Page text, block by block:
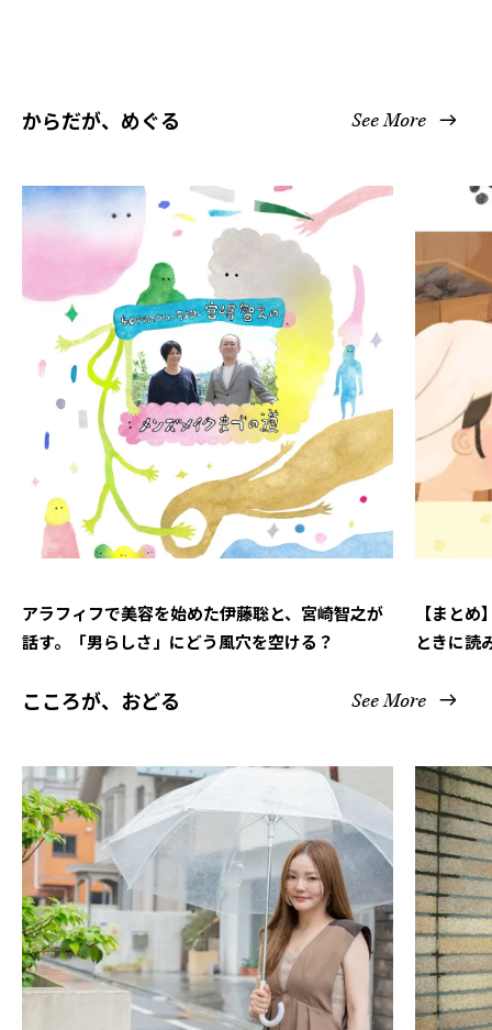
からだが、めぐる See More
アラフィフで美容を始めた伊藤聡と、宮崎智之が
話す。「男らしさ」にどう風穴を空ける？
【まと
ときに読
こころが、おどる See More